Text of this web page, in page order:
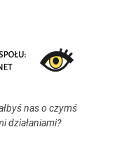
nas o czymś
działaniami?